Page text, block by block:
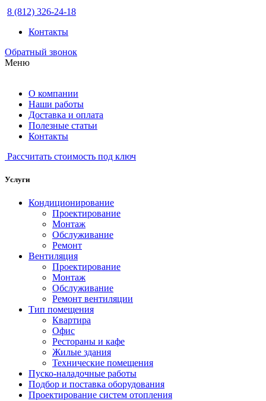
8 (812) 326-24-18
Контакты
Обратный звонок
Меню
О компании
Наши работы
Доставка и оплата
Полезные статьи
Контакты
Рассчитать стоимость под ключ
Услуги
Кондиционирование
Проектирование
Монтаж
Обслуживание
Ремонт
Вентиляция
Проектирование
Монтаж
Обслуживание
Ремонт вентиляции
Тип помещения
Квартира
Офис
Рестораны и кафе
Жилые здания
Технические помещения
Пуско-наладочные работы
Подбор и поставка оборудования
Проектирование систем отопления